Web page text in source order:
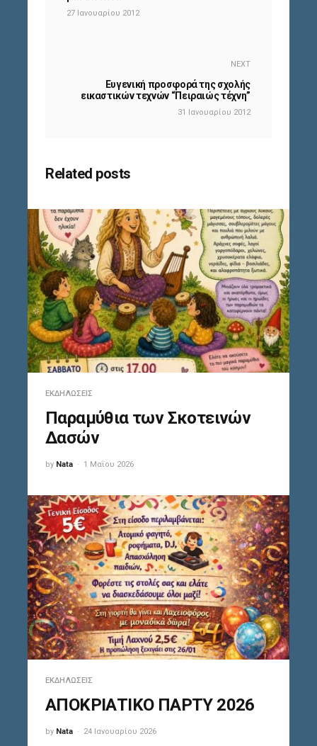
27 Ιανουαρίου 2012
NEXT
Ευγενική προσφορά της σχολής
εικαστικών τεχνών “Πειραιώς τέχνη”
31 Ιανουαρίου 2012
Related posts
ΕΚΔΗΛΏΣΕΙΣ
Παραμύθια των Σκοτεινών
Δασών
by Nata 1 Μαΐου 2026
ΕΚΔΗΛΏΣΕΙΣ
ΑΠΟΚΡΙΑΤΙΚΟ ΠΑΡΤΥ 2026
by Nata 24 Ιανουαρίου 2026